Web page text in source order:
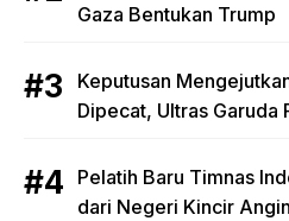
Gaza Bentukan Trump
Keputusan
Dipecat, Ultras Garuda
Pelatih Baru Timnas
dari Negeri Kincir Angin